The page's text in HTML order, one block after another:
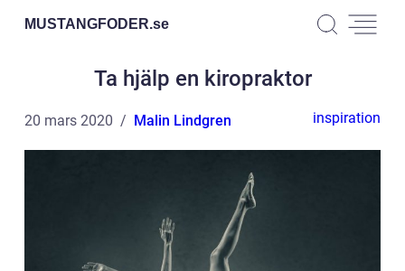
MUSTANGFODER.se
Ta hjälp en kiropraktor
20 mars 2020 Malin Lindgren inspiration